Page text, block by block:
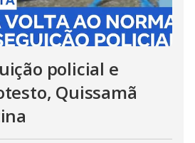
policial e
Quissamã